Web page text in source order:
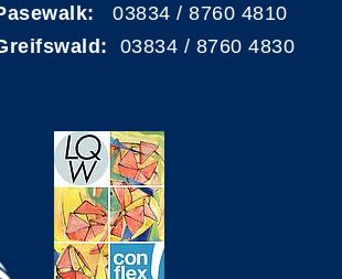
03834 / 8760 4810
03834 / 8760 4830